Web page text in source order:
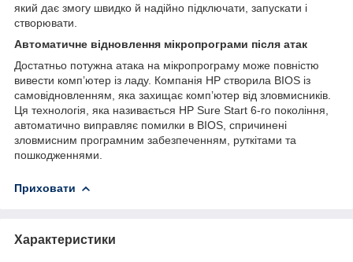
який дає змогу швидко й надійно підключати, запускати і
створювати.
Автоматичне відновлення мікропрограми після атак
Достатньо потужна атака на мікропрограму може повністю
вивести комп’ютер із ладу. Компанія HP створила BIOS із
самовідновленням, яка захищає комп’ютер від зловмисників.
Ця технологія, яка називається HP Sure Start 6-го покоління,
автоматично виправляє помилки в BIOS, спричинені
зловмисним програмним забезпеченням, руткітами та
пошкодженнями.
Приховати
Характеристики